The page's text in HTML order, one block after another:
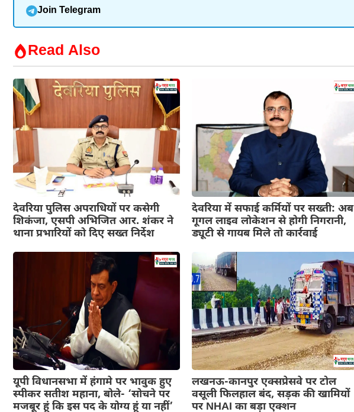
Join Telegram
Read Also
देवरिया पुलिस अपराधियों पर कसेगी
शिकंजा, एसपी अभिजित आर. शंकर ने
थाना प्रभारियों को दिए सख्त निर्देश
देवरिया में सफाई कर्मियों पर सख्ती: अब
गूगल लाइव लोकेशन से होगी निगरानी,
ड्यूटी से गायब मिले तो कार्रवाई
यूपी विधानसभा में हंगामे पर भावुक हुए
स्पीकर सतीश महाना, बोले- ‘सोचने पर
मजबूर हूं कि इस पद के योग्य हूं या नहीं’
लखनऊ-कानपुर एक्सप्रेसवे पर टोल
वसूली फिलहाल बंद, सड़क की खामियों
पर NHAI का बड़ा एक्शन